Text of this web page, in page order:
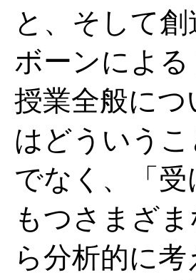
と、そして
ボーンによ
授業全般に
はどういう
でなく、「
もつさまざ
ら分析的に